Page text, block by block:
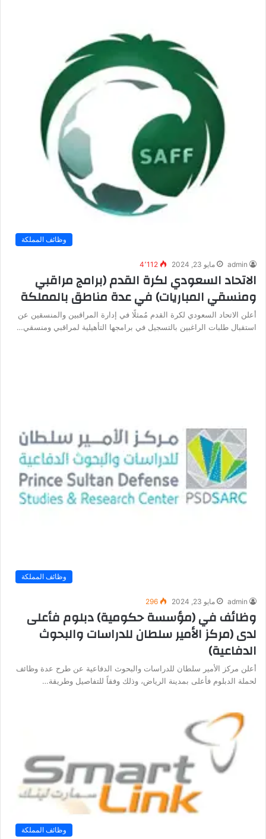
وظائف المملكة
admin مايو 23, 2024 4٬112
الاتحاد السعودي لكرة القدم (برامج مراقبي
ومنسقي المباريات) في عدة مناطق بالمملكة
أعلن الاتحاد السعودي لكرة القدم مُمثلًا في إدارة المراقبين والمنسقين عن
استقبال طلبات الراغبين بالتسجيل في برامجها التأهيلية لمراقبي ومنسقي…
وظائف المملكة
admin مايو 23, 2024 296
وظائف في (مؤسسة حكومية) دبلوم فأعلى
لدى (مركز الأمير سلطان للدراسات والبحوث
الدفاعية)
أعلن مركز الأمير سلطان للدراسات والبحوث الدفاعية عن طرح عدة وظائف
لحملة الدبلوم فأعلى بمدينة الرياض، وذلك وفقاً للتفاصيل وطريقة…
وظائف المملكة